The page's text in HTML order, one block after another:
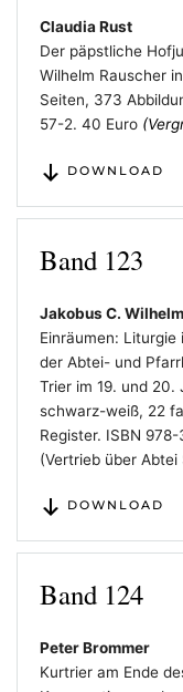
Claudia Rust
Der päpstliche
Wilhelm Rauscher
Seiten, 373
57-2. 40 Euro
DOWNLOAD
Band 123
Jakobus C. Wilhelm
Einräumen:
der Abtei- und
Trier im 19. und 20.
schwarz-weiß, 22
Register. ISBN
(Vertrieb über
DOWNLOAD
Band 124
Peter Brommer
Kurtrier am Ende